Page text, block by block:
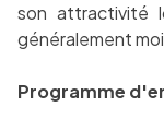
son attractivité
généralement
Programme